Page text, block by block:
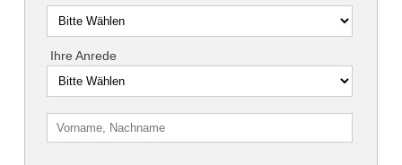
Ihre Anrede